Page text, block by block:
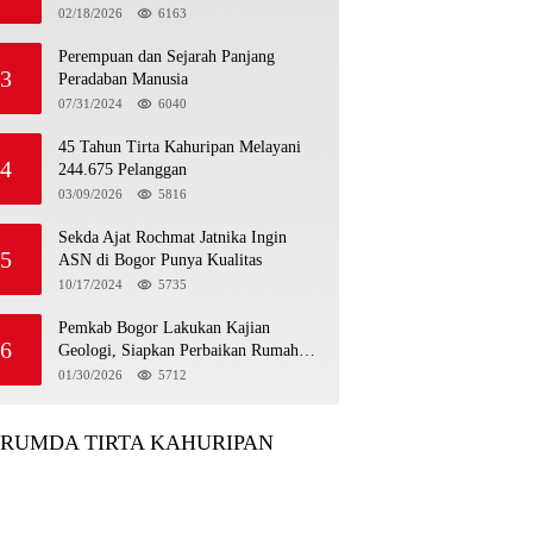
Luncurkan Tropicana Slim Beras
02/18/2026 6163
3
Perempuan dan Sejarah Panjang
Peradaban Manusia
07/31/2024 6040
4
45 Tahun Tirta Kahuripan Melayani
244.675 Pelanggan
03/09/2026 5816
5
Sekda Ajat Rochmat Jatnika Ingin
ASN di Bogor Punya Kualitas
10/17/2024 5735
6
Pemkab Bogor Lakukan Kajian
Geologi, Siapkan Perbaikan Rumah
Korban Pergeseran Tanah
01/30/2026 5712
TIRTA KAHURIPAN